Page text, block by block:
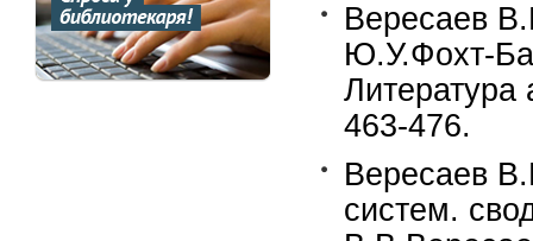
Вересаев
Ю.У.Фохт-
463-476.
Вересаев
систем.